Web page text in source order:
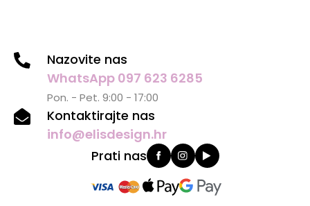
Nazovite nas
WhatsApp 097 623 6285
Pon. - Pet. 9:00 - 17:00
Kontaktirajte nas
info@elisdesign.hr
Prati nas